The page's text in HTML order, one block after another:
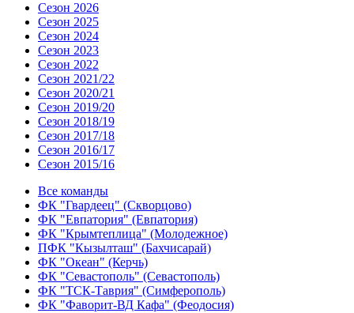
Сезон 2026
Сезон 2025
Сезон 2024
Сезон 2023
Сезон 2022
Сезон 2021/22
Сезон 2020/21
Сезон 2019/20
Сезон 2018/19
Сезон 2017/18
Сезон 2016/17
Сезон 2015/16
Все команды
ФК "Гвардеец" (Скворцово)
ФК "Евпатория" (Евпатория)
ФК "Крымтеплица" (Молодежное)
ПФК "Кызылташ" (Бахчисарай)
ФК "Океан" (Керчь)
ФК "Севастополь" (Севастополь)
ФК "ТСК-Таврия" (Симферополь)
ФК "Фаворит-ВД Кафа" (Феодосия)